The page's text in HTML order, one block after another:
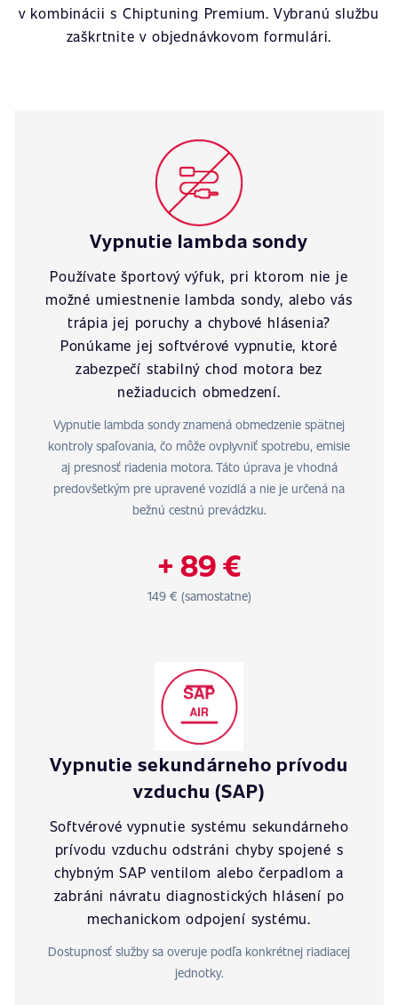
v kombinácii s Chiptuning Premium. Vybranú službu
zaškrtnite v objednávkovom formulári.
Vypnutie lambda sondy
Používate športový výfuk, pri ktorom nie je
možné umiestnenie lambda sondy, alebo vás
trápia jej poruchy a chybové hlásenia?
Ponúkame jej softvérové vypnutie, ktoré
zabezpečí stabilný chod motora bez
nežiaducich obmedzení.
Vypnutie lambda sondy znamená obmedzenie spätnej
kontroly spaľovania, čo môže ovplyvniť spotrebu, emisie
aj presnosť riadenia motora. Táto úprava je vhodná
predovšetkým pre upravené vozidlá a nie je určená na
bežnú cestnú prevádzku.
+ 89 €
149 € (samostatne)
Vypnutie sekundárneho prívodu
vzduchu (SAP)
Softvérové vypnutie systému sekundárneho
prívodu vzduchu odstráni chyby spojené s
chybným SAP ventilom alebo čerpadlom a
zabráni návratu diagnostických hlásení po
mechanickom odpojení systému.
Dostupnosť služby sa overuje podľa konkrétnej riadiacej
jednotky.